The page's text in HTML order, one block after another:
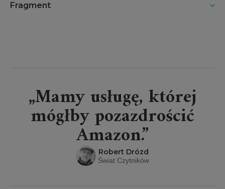
Fragment
„Mamy usługę, której
mógłby pozazdrościć
Amazon.”
Robert Drózd
Świat Czytników